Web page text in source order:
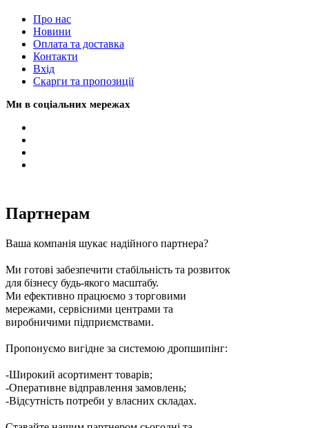
Про нас
Новини
Оплата та доставка
Контакти
Вхiд
Скарги та пропозиції
Ми в соціальних мережах
Партнерам
Ваша компанія шукає надійного партнера?
Ми готові забезпечити стабільність та розвиток
для бізнесу будь-якого масштабу.
Ми ефективно працюємо з торговими
мережами, сервісними центрами та
виробничими підприємствами.
Пропонуємо вигідне за системою дропшипінг:
-Широкий асортимент товарів;
-Оперативне відправлення замовлень;
-Відсутність потреби у власних складах.